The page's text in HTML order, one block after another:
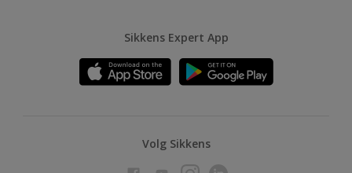
Sikkens Expert App
Volg Sikkens